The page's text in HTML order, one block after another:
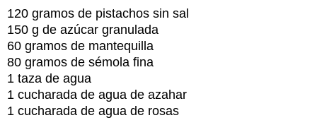
120 gramos de pistachos sin sal
150 g de azúcar granulada
60 gramos de mantequilla
80 gramos de sémola fina
1 taza de agua
1 cucharada de agua de azahar
1 cucharada de agua de rosas